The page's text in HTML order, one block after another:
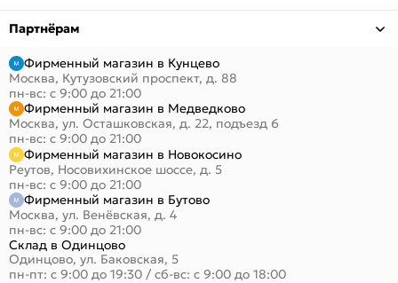
Партнёрам
Фирменный магазин в Кунцево
Москва, Кутузовский проспект, д. 88
пн-вс: с 9:00 до 21:00
Фирменный магазин в Медведково
Москва, ул. Осташковская, д. 22, подъезд 6
пн-вс: с 9:00 до 21:00
Фирменный магазин в Новокосино
Реутов, Носовихинское шоссе, д. 5
пн-вс: с 9:00 до 21:00
Фирменный магазин в Бутово
Москва, ул. Венёвская, д. 4
пн-вс: с 9:00 до 21:00
Склад в Одинцово
Одинцово, ул. Баковская, 5
пн-пт: с 9:00 до 19:30 / сб-вс: с 9:00 до 18:00